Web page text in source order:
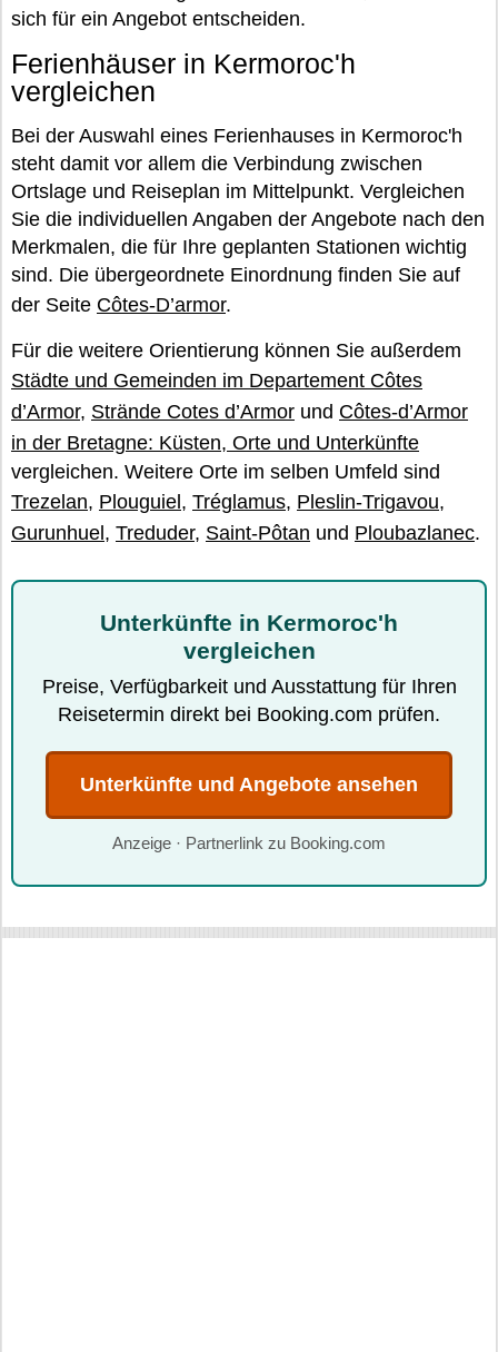
sich für ein Angebot entscheiden.
Ferienhäuser in Kermoroc'h
vergleichen
Bei der Auswahl eines Ferienhauses in Kermoroc'h
steht damit vor allem die Verbindung zwischen
Ortslage und Reiseplan im Mittelpunkt. Vergleichen
Sie die individuellen Angaben der Angebote nach den
Merkmalen, die für Ihre geplanten Stationen wichtig
sind. Die übergeordnete Einordnung finden Sie auf
der Seite Côtes-D’armor.
Für die weitere Orientierung können Sie außerdem
Städte und Gemeinden im Departement Côtes
d’Armor, Strände Cotes d’Armor und Côtes-d’Armor
in der Bretagne: Küsten, Orte und Unterkünfte
vergleichen. Weitere Orte im selben Umfeld sind
Trezelan, Plouguiel , Tréglamus, Pleslin-Trigavou,
Gurunhuel , Treduder, Saint-Pôtan und Ploubazlanec.
Unterkünfte in Kermoroc'h
vergleichen
Preise, Verfügbarkeit und Ausstattung für Ihren
Reisetermin direkt bei Booking.com prüfen.
Unterkünfte und Angebote ansehen
Anzeige · Partnerlink zu Booking.com